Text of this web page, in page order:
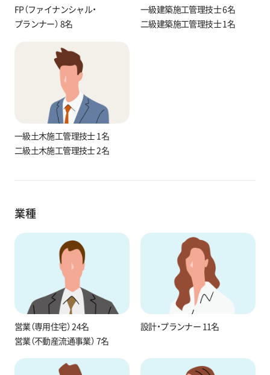
FP（ファイナンシャル・
プランナー） 8名
一級建築施工管理技士 6名
二級建築施工管理技士 1名
一級土木施工管理技士 1名
二級土木施工管理技士 2名
業種
営業（専用住宅） 24名
営業（不動産流通事業） 7名
設計・プランナー 11名